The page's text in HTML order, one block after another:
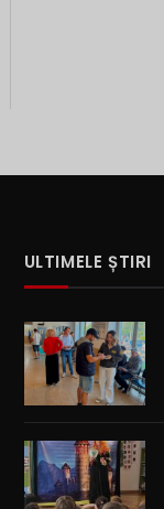
ULTIMELE ȘTIRI